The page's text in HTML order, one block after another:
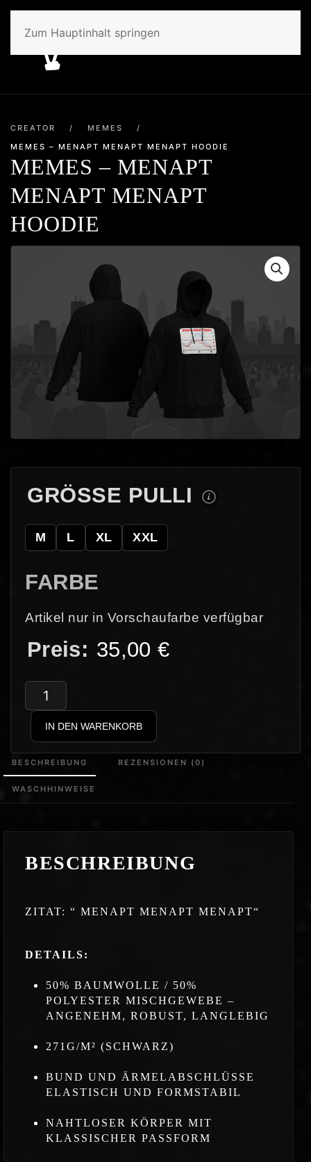
Zum Hauptinhalt springen
CREATOR / MEMES
/
MEMES – MENAPT MENAPT MENAPT HOODIE
MEMES – MENAPT
MENAPT MENAPT
HOODIE
GRÖSSE PULLI
M L XL XXL
FARBE
Artikel nur in Vorschaufarbe verfügbar
35,00 €
Memes
–
Menapt
Menapt
Menapt
Hoodie
IN DEN WARENKORB
BESCHREIBUNG REZENSIONEN (0)
WASCHHINWEISE
BESCHREIBUNG
ZITAT: “ MENAPT MENAPT MENAPT“
DETAILS:
50% BAUMWOLLE / 50%
POLYESTER MISCHGEWEBE –
ANGENEHM, ROBUST, LANGLEBIG
271G/M² (SCHWARZ)
BUND UND ÄRMELABSCHLÜSSE
ELASTISCH UND FORMSTABIL
NAHTLOSER KÖRPER MIT
KLASSISCHER PASSFORM